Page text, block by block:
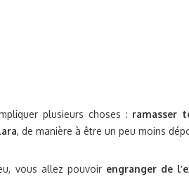
plusieurs choses : ramasser
, de manière à être un peu moins
vous allez pouvoir engranger de